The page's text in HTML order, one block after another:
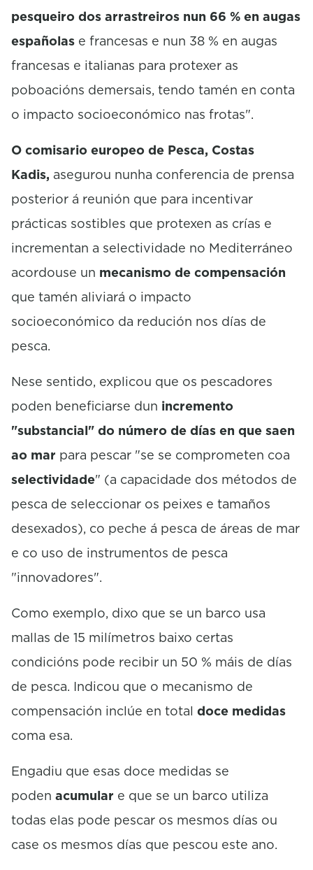
pesqueiro dos arrastreiros nun 66 % en augas
españolas e francesas e nun 38 % en augas
francesas e italianas para protexer as
poboacións demersais, tendo tamén en conta
o impacto socioeconómico nas frotas".
O comisario europeo de Pesca, Costas
Kadis, asegurou nunha conferencia de prensa
posterior á reunión que para incentivar
prácticas sostibles que protexen as crías e
incrementan a selectividade no Mediterráneo
acordouse un mecanismo de compensación
que tamén aliviará o impacto
socioeconómico da redución nos días de
pesca.
Nese sentido, explicou que os pescadores
poden beneficiarse dun incremento
"substancial" do número de días en que saen
ao mar para pescar "se se comprometen coa
selectividade" (a capacidade dos métodos de
pesca de seleccionar os peixes e tamaños
desexados), co peche á pesca de áreas de mar
e co uso de instrumentos de pesca
"innovadores".
Como exemplo, dixo que se un barco usa
mallas de 15 milímetros baixo certas
condicións pode recibir un 50 % máis de días
de pesca. Indicou que o mecanismo de
compensación inclúe en total doce medidas
coma esa.
Engadiu que esas doce medidas se
poden acumular e que se un barco utiliza
todas elas pode pescar os mesmos días ou
case os mesmos días que pescou este ano.